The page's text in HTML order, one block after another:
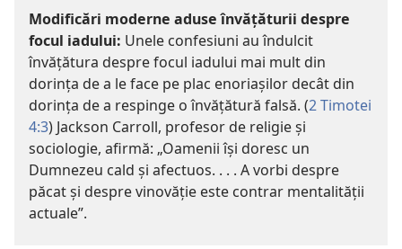
Modificări moderne aduse învățăturii despre
focul iadului: Unele confesiuni au îndulcit
învățătura despre focul iadului mai mult din
dorința de a le face pe plac enoriașilor decât din
dorința de a respinge o învățătură falsă. (2 Timotei
4:3) Jackson Carroll, profesor de religie și
sociologie, afirmă: „Oamenii își doresc un
Dumnezeu cald și afectuos. . . . A vorbi despre
păcat și despre vinovăție este contrar mentalității
actuale”.